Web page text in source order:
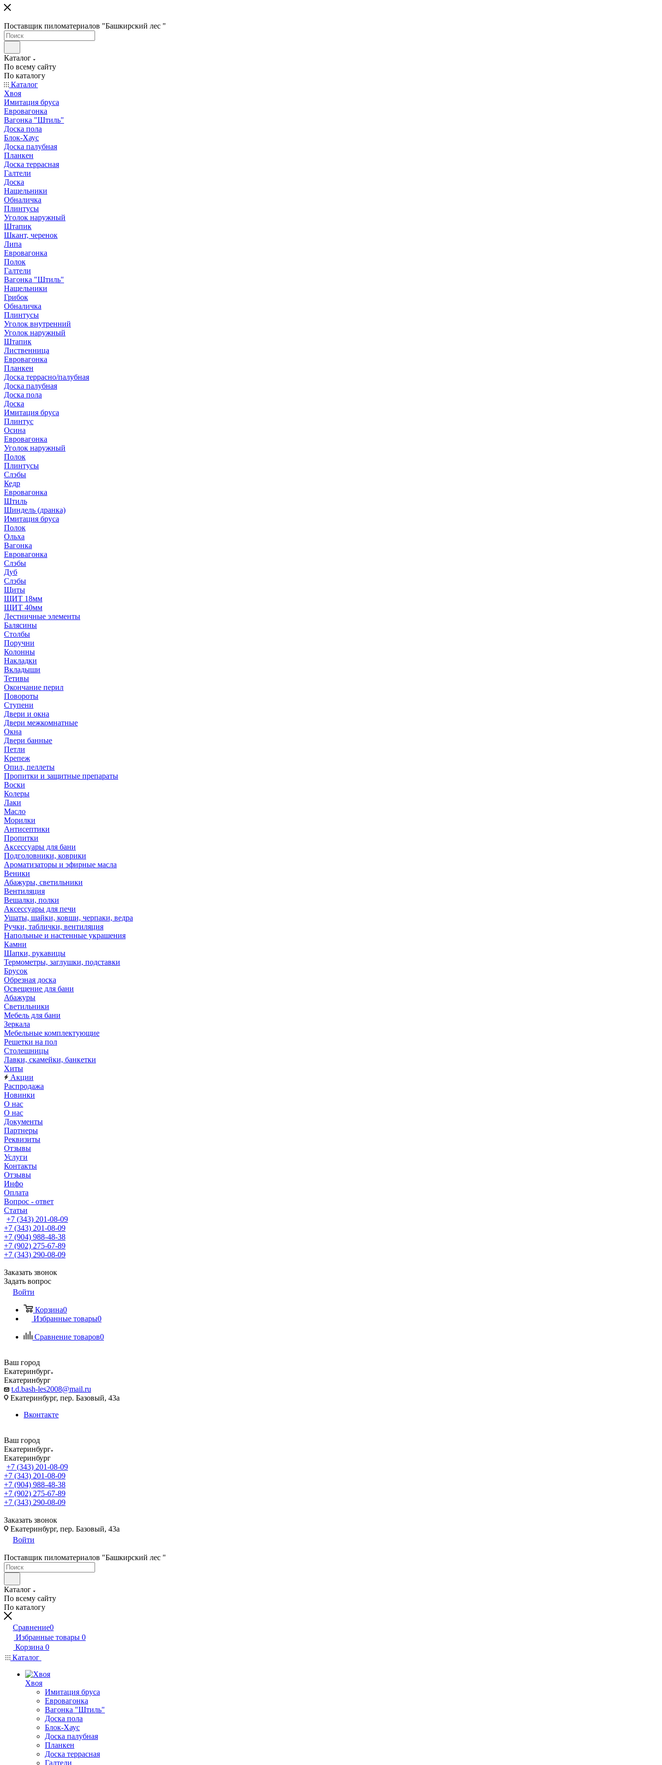
Поставщик пиломатериалов "Башкирский лес "
Каталог
По всему сайту
По каталогу
Каталог
Хвоя
Имитация бруса
Евровагонка
Вагонка "Штиль"
Доска пола
Блок-Хаус
Доска палубная
Планкен
Доска террасная
Галтели
Доска
Нащельники
Обналичка
Плинтусы
Уголок наружный
Штапик
Шкант, черенок
Липа
Евровагонка
Полок
Галтели
Вагонка "Штиль"
Нащельники
Грибок
Обналичка
Плинтусы
Уголок внутренний
Уголок наружный
Штапик
Лиственница
Евровагонка
Планкен
Доска террасно/палубная
Доска палубная
Доска пола
Доска
Имитация бруса
Плинтус
Осина
Евровагонка
Уголок наружный
Полок
Плинтусы
Слэбы
Кедр
Евровагонка
Штиль
Шиндель (дранка)
Имитация бруса
Полок
Ольха
Вагонка
Евровагонка
Слэбы
Дуб
Слэбы
Щиты
ЩИТ 18мм
ЩИТ 40мм
Лестничные элементы
Балясины
Столбы
Поручни
Колонны
Накладки
Вкладыши
Тетивы
Окончание перил
Повороты
Ступени
Двери и окна
Двери межкомнатные
Окна
Двери банные
Петли
Крепеж
Опил, пеллеты
Пропитки и защитные препараты
Воски
Колеры
Лаки
Масло
Морилки
Антисептики
Пропитки
Аксессуары для бани
Подголовники, коврики
Ароматизаторы и эфирные масла
Веники
Абажуры, светильники
Вентиляция
Вешалки, полки
Аксессуары для печи
Ушаты, шайки, ковши, черпаки, ведра
Ручки, таблички, вентиляция
Напольные и настенные украшения
Камни
Шапки, рукавицы
Термометры, заглушки, подставки
Брусок
Обрезная доска
Освещение для бани
Абажуры
Светильники
Мебель для бани
Зеркала
Мебельные комплектующие
Решетки на пол
Столешницы
Лавки, скамейки, банкетки
Хиты
Акции
Распродажа
Новинки
О нас
О нас
Документы
Партнеры
Реквизиты
Отзывы
Услуги
Контакты
Отзывы
Инфо
Оплата
Вопрос - ответ
Статьи
+7 (343) 201-08-09
+7 (343) 201-08-09
+7 (904) 988-48-38
+7 (902) 275-67-89
+7 (343) 290-08-09
Заказать звонок
Задать вопрос
Войти
Корзина0
Избранные товары0
Сравнение товаров0
Ваш город
Екатеринбург
Екатеринбург
t.d.bash-les2008@mail.ru
Екатеринбург, пер. Базовый, 43а
Вконтакте
Ваш город
Екатеринбург
Екатеринбург
+7 (343) 201-08-09
+7 (343) 201-08-09
+7 (904) 988-48-38
+7 (902) 275-67-89
+7 (343) 290-08-09
Заказать звонок
Екатеринбург, пер. Базовый, 43а
Войти
Поставщик пиломатериалов "Башкирский лес "
Каталог
По всему сайту
По каталогу
Сравнение0
Избранные товары 0
Корзина 0
Каталог
Хвоя
Имитация бруса
Евровагонка
Вагонка "Штиль"
Доска пола
Блок-Хаус
Доска палубная
Планкен
Доска террасная
Галтели